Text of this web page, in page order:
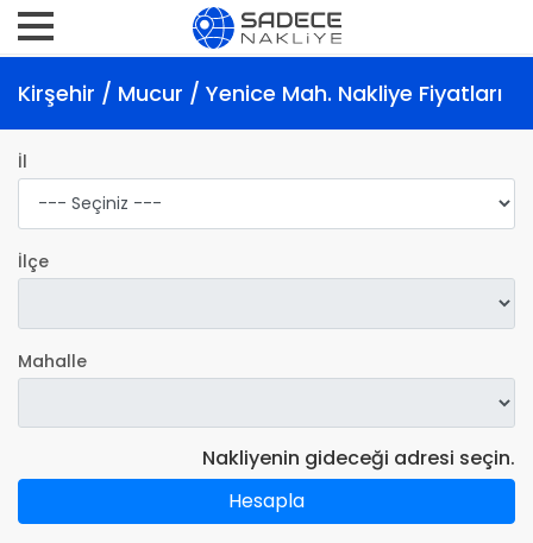
Kirşehir / Mucur / Yenice Mah. Nakliye Fiyatları
İl
İlçe
Mahalle
Nakliyenin gideceği adresi seçin.
Hesapla